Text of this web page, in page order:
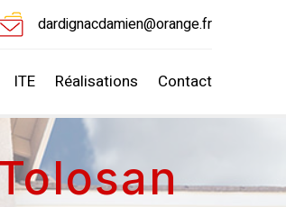
dardignacdamien@orange.fr
ITE Réalisations Contact